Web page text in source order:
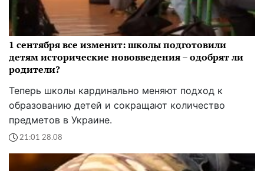
1 сентября все изменит: школы подготовили
детям исторические нововведения – одобрят ли
родители?
Теперь школы кардинально меняют подход к
образованию детей и сокращают количество
предметов в Украине.
21:01 28.08